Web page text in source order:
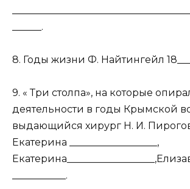
______.
8. Годы жизни Ф. Найтингейл 18___
9. « Три столпа», на которые
деятельности в годы Крымской
выдающийся хирург Н. И.
Екатерина __________________,
___________.